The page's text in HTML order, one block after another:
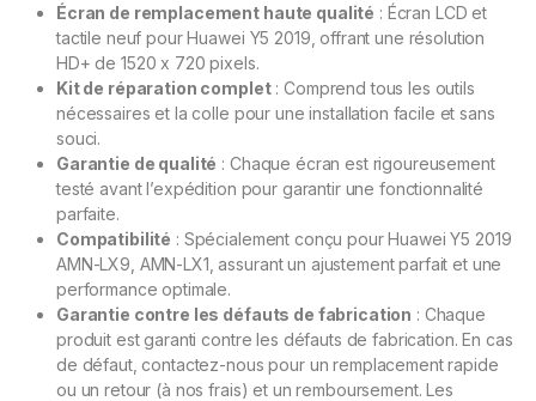
Écran de remplacement haute qualité : Écran LCD et
tactile neuf pour Huawei Y5 2019, offrant une résolution
HD+ de 1520 x 720 pixels.
Kit de réparation complet: Comprend tous les outils
nécessaires et la colle pour une installation facile et sans
souci.
Garantie de qualité : Chaque écran est rigoureusement
testé avant l’expédition pour garantir une fonctionnalité
parfaite.
Compatibilité : Spécialement conçu pour Huawei Y5 2019
AMN-LX9, AMN-LX1, assurant un ajustement parfait et une
performance optimale.
Garantie contre les défauts de fabrication : Chaque
produit est garanti contre les défauts de fabrication. En cas
de défaut, contactez-nous pour un remplacement rapide
ou un retour (à nos frais) et un remboursement. Les